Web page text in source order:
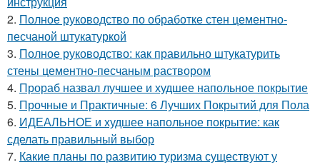
2. Полное руководство по обработке стен цементно-
песчаной штукатуркой
3. Полное руководство: как правильно штукатурить
стены цементно-песчаным раствором
4. Прораб назвал лучшее и худшее напольное покрытие
5. Прочные и Практичные: 6 Лучших Покрытий для Пола
6. ИДЕАЛЬНОЕ и худшее напольное покрытие: как
сделать правильный выбор
7. Какие планы по развитию туризма существуют у